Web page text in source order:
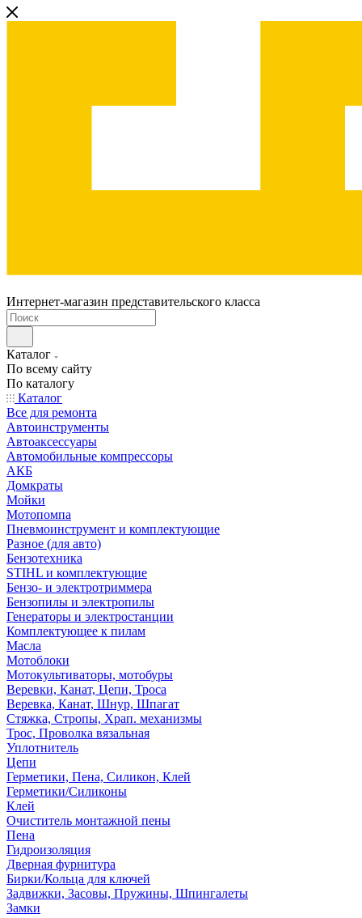
Интернет-магазин представительского класса
Каталог
По всему сайту
По каталогу
Каталог
Все для ремонта
Автоинструменты
Автоаксессуары
Автомобильные компрессоры
АКБ
Домкраты
Мойки
Мотопомпа
Пневмоинструмент и комплектующие
Разное (для авто)
Бензотехника
STIHL и комплектующие
Бензо- и электротриммера
Бензопилы и электропилы
Генераторы и электростанции
Комплектующее к пилам
Масла
Мотоблоки
Мотокультиваторы, мотобуры
Веревки, Канат, Цепи, Троса
Веревка, Канат, Шнур, Шпагат
Стяжка, Стропы, Храп. механизмы
Трос, Проволка вязальная
Уплотнитель
Цепи
Герметики, Пена, Силикон, Клей
Герметики/Силиконы
Клей
Очиститель монтажной пены
Пена
Гидроизоляция
Дверная фурнитура
Бирки/Кольца для ключей
Задвижки, Засовы, Пружины, Шпингалеты
Замки